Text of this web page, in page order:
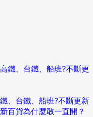
、台鐵、船班?不斷更新